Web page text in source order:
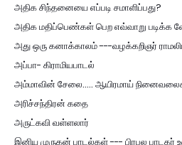
அதிக சிந்தனையை எப்படி சமாளிப்பது?
அதிக மதிப்பெண்கள் பெற எவ்வாறு படிக்க
அது ஒரு கனாக்காலம் ---வழக்கறிஞர்
அப்பா- கிராமியபாடல்
அம்மாவின் சேலை..... ஆயிரமாய்
அரிச்சந்திரன் கதை
அருட்கவி வள்ளலார்
இனிய முருகன் பாடல்கள் --- பிரபல